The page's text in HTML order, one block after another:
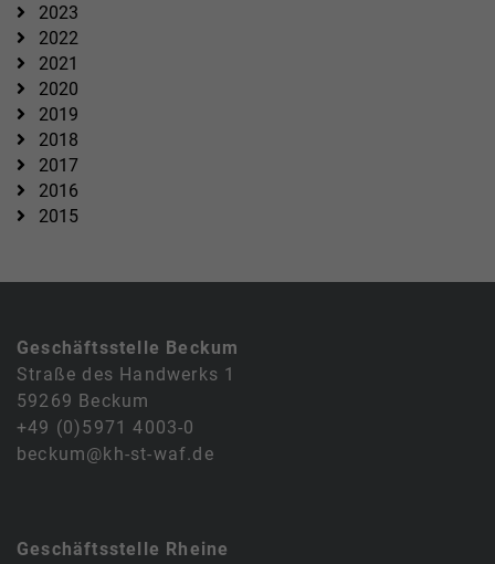
2023
2022
2021
2020
2019
2018
2017
2016
2015
Geschäftsstelle Beckum
Straße des Handwerks 1
59269 Beckum
+49 (0)5971 4003-0
beckum@kh-st-waf.de
Geschäftsstelle Rheine